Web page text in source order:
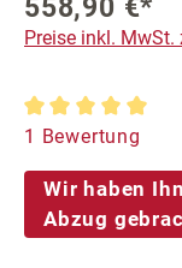
558,90 €*
Preise inkl. MwSt.
1 Bewertung
Wir haben
Abzug